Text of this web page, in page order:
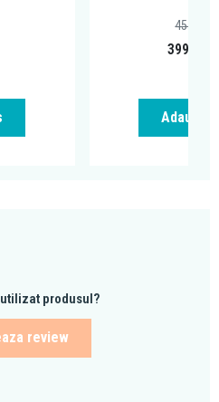
399,00
457,66
Adauga
produsul?
review